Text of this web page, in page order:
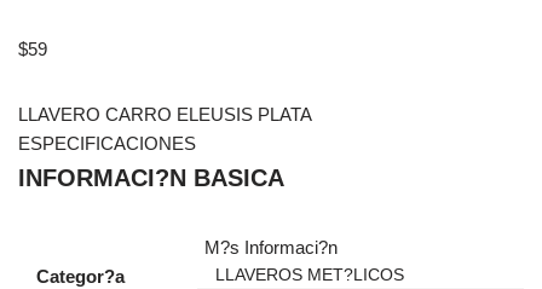
$59
LLAVERO CARRO ELEUSIS PLATA
ESPECIFICACIONES
INFORMACI?N BASICA
M?s Informaci?n
Categor?a
LLAVEROS MET?LICOS